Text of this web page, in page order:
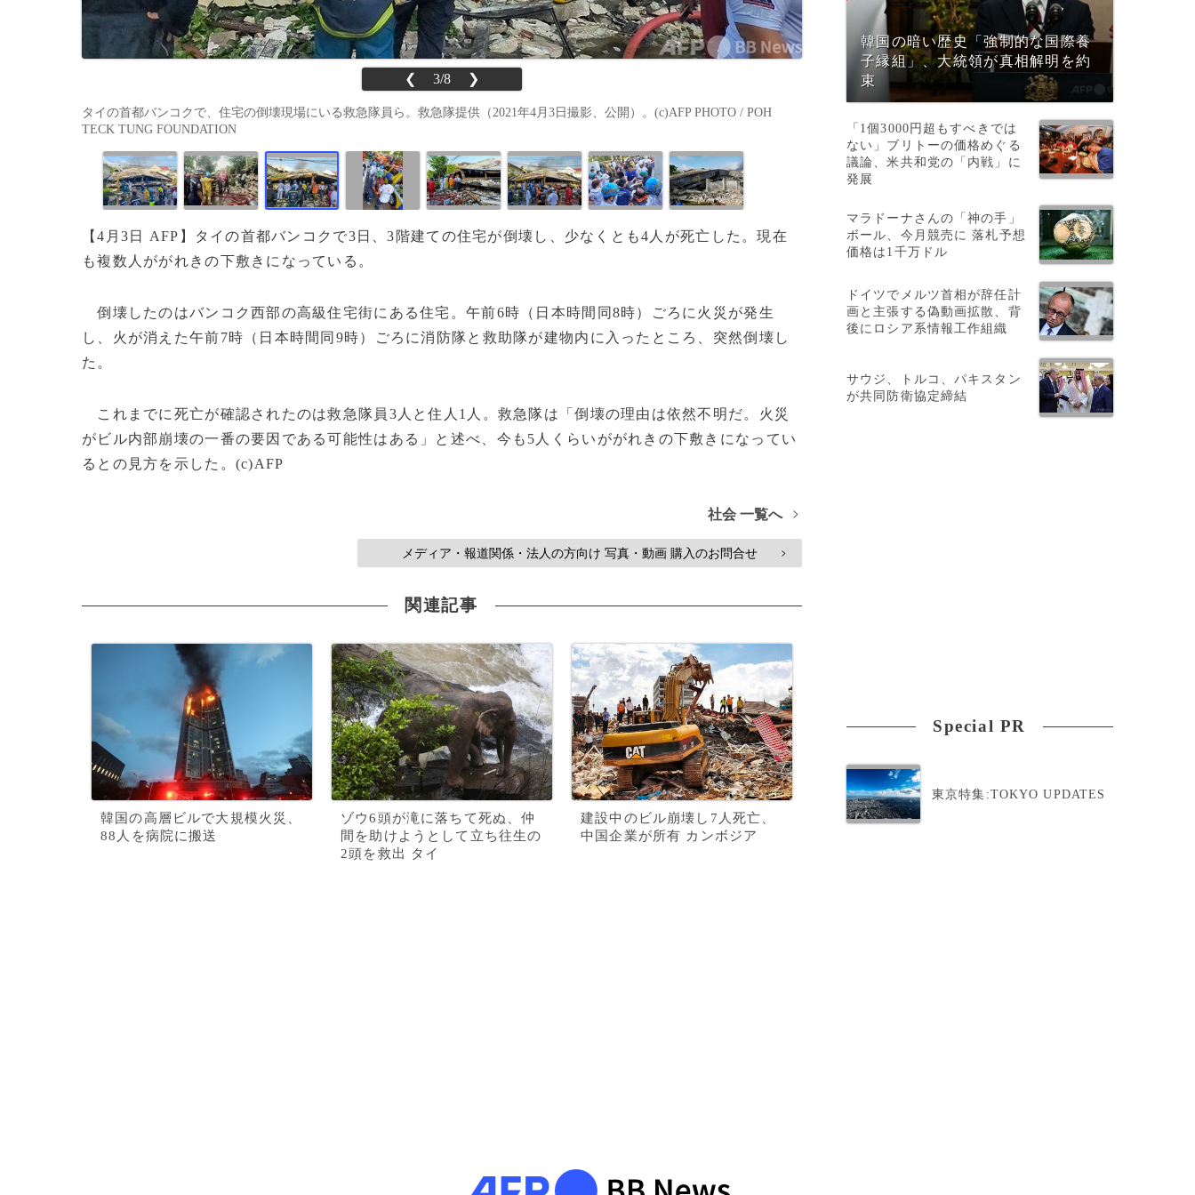
❮ 3/8 ❯
タイの首都バンコクで、住宅の倒壊現場にいる救急隊員ら。救急隊提供（2021年4月3日撮影、公開）。(c)AFP PHOTO / POH
TECK TUNG FOUNDATION
【4月3日 AFP】タイの首都バンコクで3日、3階建ての住宅が倒壊し、少なくとも4人が死亡した。現在
も複数人ががれきの下敷きになっている。
倒壊したのはバンコク西部の高級住宅街にある住宅。午前6時（日本時間同8時）ごろに火災が発生
し、火が消えた午前7時（日本時間同9時）ごろに消防隊と救助隊が建物内に入ったところ、突然倒壊し
た。
これまでに死亡が確認されたのは救急隊員3人と住人1人。救急隊は「倒壊の理由は依然不明だ。火災
がビル内部崩壊の一番の要因である可能性はある」と述べ、今も5人くらいががれきの下敷きになってい
るとの見方を示した。(c)AFP
社会 一覧へ >
メディア・報道関係・法人の方向け 写真・動画 購入のお問合せ >
関連記事
韓国の高層ビルで大規模火災、
88人を病院に搬送
ゾウ6頭が滝に落ちて死ぬ、仲
間を助けようとして立ち往生の
2頭を救出 タイ
建設中のビル崩壊し7人死亡、
中国企業が所有 カンボジア
韓国の暗い歴史「強制的な国際養
子縁組」、大統領が真相解明を約
束
「1個3000円超もすべきでは
ない」ブリトーの価格めぐる
議論、米共和党の「内戦」に
発展
マラドーナさんの「神の手」
ボール、今月競売に 落札予想
価格は1千万ドル
ドイツでメルツ首相が辞任計
画と主張する偽動画拡散、背
後にロシア系情報工作組織
サウジ、トルコ、パキスタン
が共同防衛協定締結
Special PR
東京特集:TOKYO UPDATES